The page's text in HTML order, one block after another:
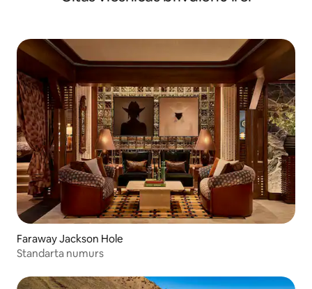
Faraway Jackson Hole
Standarta numurs